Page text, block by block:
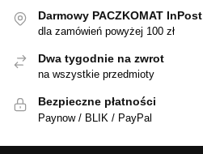
Darmowy PACZKOMAT InPost
dla zamówień powyżej 100 zł
Dwa tygodnie na zwrot
na wszystkie przedmioty
Bezpieczne płatności
Paynow / BLIK / PayPal